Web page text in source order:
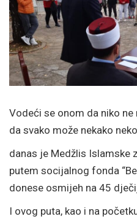
Vodeći se onom da niko
da svako može nekako
danas je Medžlis Islamske
putem socijalnog fonda
donese osmijeh na 45
I ovog puta, kao i na